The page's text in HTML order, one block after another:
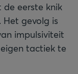
eerste knik
gevolg is
impulsiviteit
tactiek te